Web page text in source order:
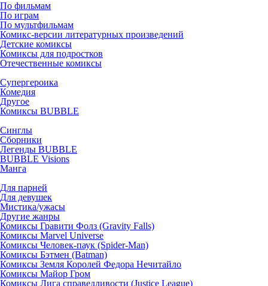
По фильмам
По играм
По мультфильмам
Комикс-версии литературных произведений
Детские комиксы
Комиксы для подростков
Отечественные комиксы
Супергероика
Комедия
Другое
Комиксы BUBBLE
Синглы
Сборники
Легенды BUBBLE
BUBBLE Visions
Манга
Для парней
Для девушек
Мистика/ужасы
Другие жанры
Комиксы Гравити Фолз (Gravity Falls)
Комиксы Marvel Universe
Комиксы Человек-паук (Spider-Man)
Комиксы Бэтмен (Batman)
Комиксы Земля Королей Федора Нечитайло
Комиксы Майор Гром
Комиксы Лига справедливости (Justice League)